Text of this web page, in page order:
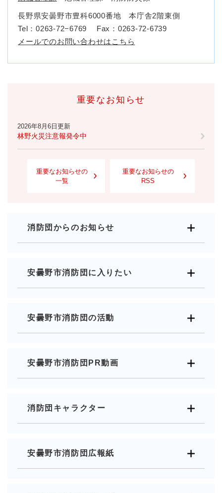
長野県安曇野市豊科6000番地 本庁舎2階東側
Tel：0263-72−6769
Fax：0263-72-6739
メールでのお問い合わせはこちら
重要なお知らせ
2026年8月6日更新
林野火災注意報発令中
重要なお知らせの
一覧
重要なお知らせの
RSS
消防団からのお知らせ
安曇野市消防団に入りたい
安曇野市消防団の活動
安曇野市消防団PR動画
消防団キャラクター
安曇野市消防団広報紙